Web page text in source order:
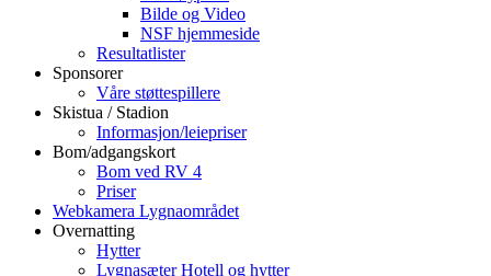
Bilde og Video
NSF hjemmeside
Resultatlister
Sponsorer
Våre støttespillere
Skistua / Stadion
Informasjon/leiepriser
Bom/adgangskort
Bom ved RV 4
Priser
Webkamera Lygnaområdet
Overnatting
Hytter
Lygnasæter Hotell og hytter